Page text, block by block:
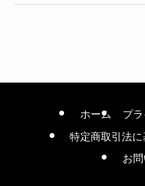
ホーム プ
特定商取引法
お